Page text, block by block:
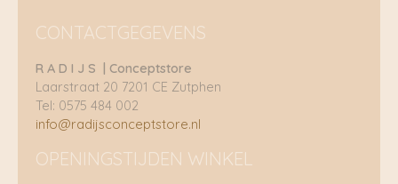
CONTACTGEGEVENS
R A D I J S | Conceptstore
Laarstraat 20 7201 CE Zutphen
Tel: 0575 484 002
info@radijsconceptstore.nl
OPENINGSTIJDEN WINKEL